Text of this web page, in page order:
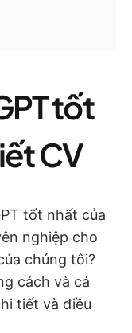
tốt
CV
tốt nhất của
nghiệp cho
chúng tôi?
cách và cá
tiết và điều